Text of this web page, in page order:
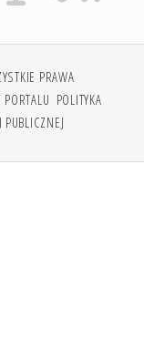
PRAWA
POLITYKA